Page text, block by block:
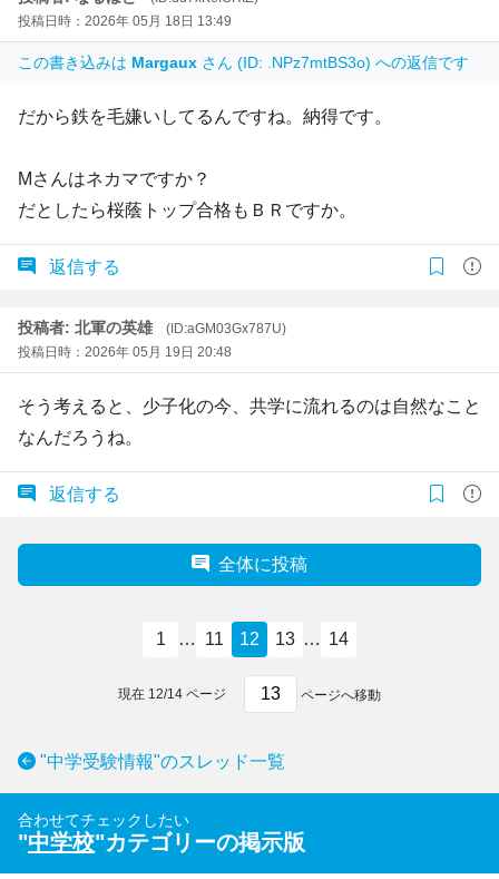
投稿日時：2026年 05月 18日 13:49
この書き込みは Margaux さん (ID: .NPz7mtBS3o) への返信です
だから鉄を毛嫌いしてるんですね。納得です。
Mさんはネカマですか？
だとしたら桜蔭トップ合格もＢＲですか。
返信する
投稿者: 北軍の英雄
(ID:aGM03Gx787U)
投稿日時：2026年 05月 19日 20:48
そう考えると、少子化の今、共学に流れるのは自然なこと
なんだろうね。
返信する
全体に投稿
1 … 11 12 13 … 14
現在 12/14 ページ ページへ移動
"中学受験情報"のスレッド一覧
合わせてチェックしたい
"中学校"カテゴリーの掲示版